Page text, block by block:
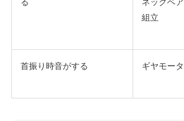
る
ネックベ
組立
首振り時音がする ギヤモー